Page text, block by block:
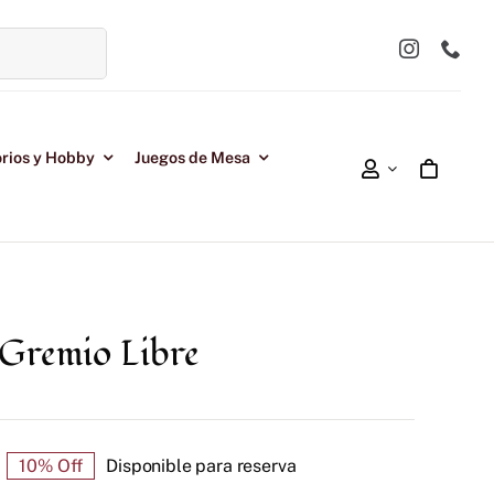
y Hobby
Juegos de Mesa
Libre
10% Off Disponible para reserva